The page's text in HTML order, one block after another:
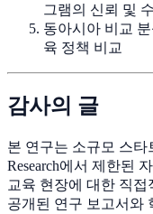
그램의 신뢰 및
동아시아 비교
육 정책 비교
감사의 글
본 연구는 소규모 스타
Research에서 제한된
교육 현장에 대한 직
공개된 연구 보고서와